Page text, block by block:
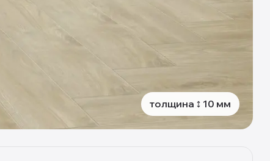
толщина 10 мм